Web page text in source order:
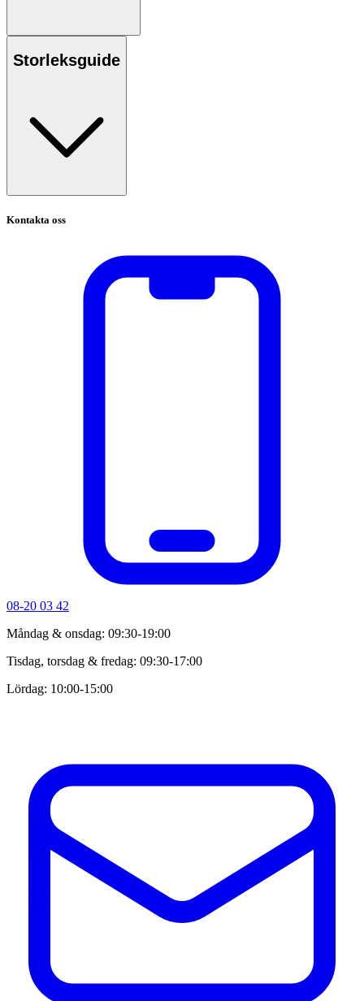
Storleksguide
Kontakta oss
08-20 03 42
Måndag & onsdag: 09:30-19:00
Tisdag, torsdag & fredag: 09:30-17:00
Lördag: 10:00-15:00